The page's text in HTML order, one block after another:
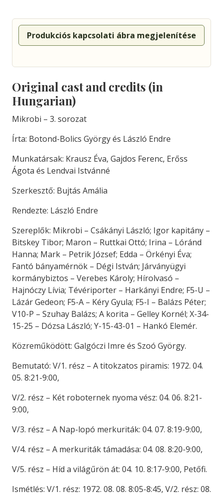
Produkciós kapcsolati ábra megjelenítése
Original cast and credits (in
Hungarian)
Mikrobi – 3. sorozat
Írta: Botond-Bolics György és László Endre
Munkatársak: Krausz Éva, Gajdos Ferenc, Erőss
Ágota és Lendvai Istvánné
Szerkesztő: Bujtás Amália
Rendezte: László Endre
Szereplők: Mikrobi – Csákányi László; Igor kapitány –
Bitskey Tibor; Maron – Ruttkai Ottó; Irina – Lóránd
Hanna; Mark – Petrik József; Edda – Örkényi Éva;
Fantó bányamérnök – Dégi István; Járványügyi
kormánybiztos – Verebes Károly; Hírolvasó –
Hajnóczy Lívia; Tévériporter – Harkányi Endre; F5-U –
Lázár Gedeon; F5-A – Kéry Gyula; F5-I – Balázs Péter;
V10-P – Szuhay Balázs; A korita – Gelley Kornél; X-34-
15-25 – Dózsa László; Y-15-43-01 – Hankó Elemér.
Közreműködött: Galgóczi Imre és Szoó György.
Bemutató: V/1. rész – A titokzatos piramis: 1972. 04.
05. 8:21-9:00,
V/2. rész – Két roboternek nyoma vész: 04. 06. 8:21-
9:00,
V/3. rész – A Nap-lopó merkuriták: 04. 07. 8:19-9:00,
V/4. rész – A merkuriták támadása: 04. 08. 8:20-9:00,
V/5. rész – Híd a világűrön át: 04. 10. 8:17-9:00, Petőfi.
Ismétlés: V/1. rész: 1972. 08. 08. 8:05-8:45, V/2. rész: 08.